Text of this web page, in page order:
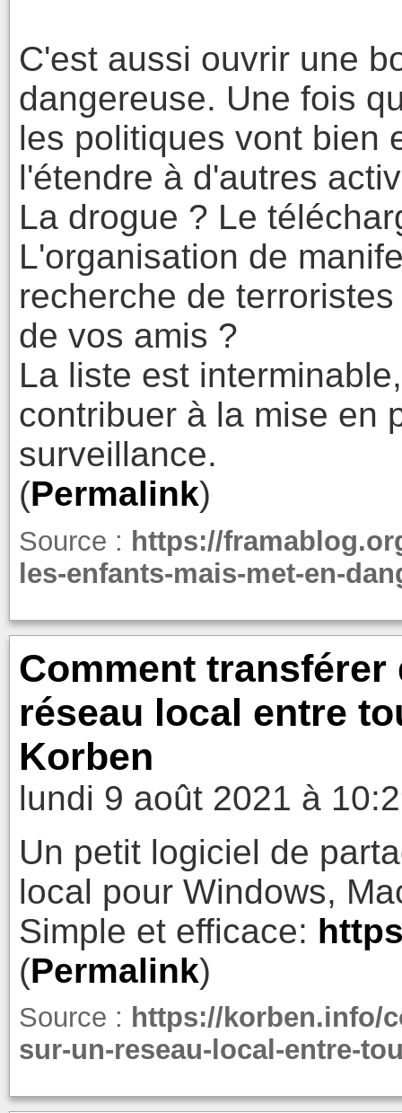
C'est aussi ouvrir une
dangereuse. Une fois
les politiques vont bien
l'étendre à d'autres
La drogue ? Le
L'organisation de
recherche de
de vos amis ?
La liste est
contribuer à la mise en
surveillance.
(Permalink)
Source : https://
les-enfants-mais-met-en-
Comment
réseau local entre
Korben
lundi 9 août 2021 à
Un petit logiciel de
local pour Windows,
Simple et efficace:
(Permalink)
Source : https://korben.info/
sur-un-reseau-local-entre-